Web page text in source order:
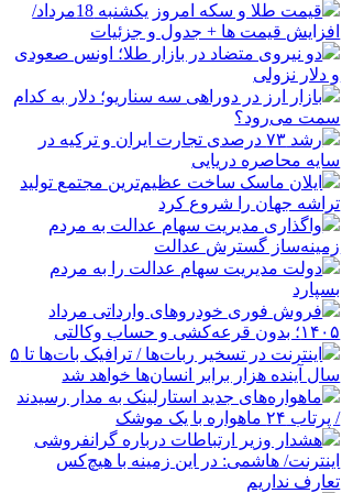
قیمت طلا و سکه امروز یکشنبه 18مرداد/
افزایش قیمت ها + جدول و جزئیات
دو نیروی متضاد در بازار طلا؛ اونس صعودی
و دلار نزولی
بازار ارز در دوراهی سه سناریو؛ دلار به کدام
سمت می‌رود؟
رشد ۷۳ درصدی تجارت ایران و ترکیه در
سایه محاصره دریایی
ایلان ماسک ساخت عظیم‌ترین مجتمع تولید
تراشه جهان را شروع کرد
واگذاری مدیریت سهام عدالت به مردم
زمینه‌ساز گسترش عدالت
دولت مدیریت سهام عدالت را به مردم
بسپارد
فروش فوری خودروهای وارداتی مرداد
۱۴۰۵؛ بدون قرعه‌کشی و حساب وکالتی
اینترنت در تسخیر ربات‌ها / ترافیک بات‌ها تا ۵
سال آینده هزار برابر انسان‌ها خواهد شد
ماهواره‌های جدید استارلینک به مدار رسیدند
/ پرتاب ۲۴ ماهواره با یک موشک
هشدار وزیر ارتباطات درباره گرانفروشی
اینترنت/ هاشمی: در این زمینه با هیچ‌کس
تعارف نداریم